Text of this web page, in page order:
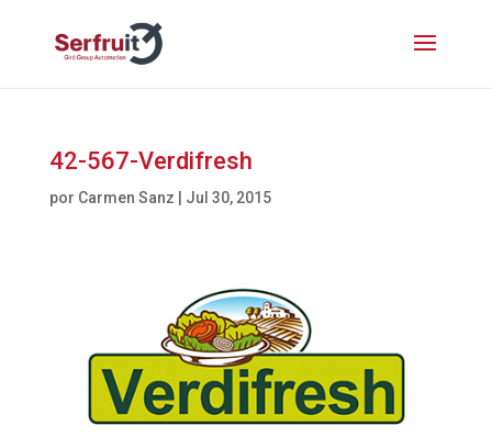
42-567-Verdifresh
por Carmen Sanz Jul 30, 2015